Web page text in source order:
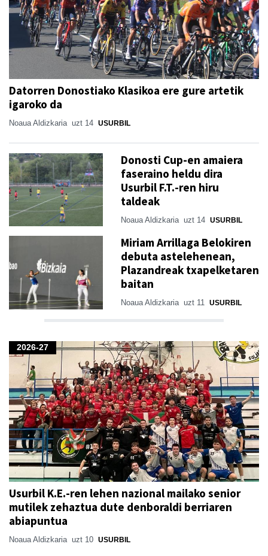
Datorren Donostiako Klasikoa ere gure artetik
igaroko da
Noaua Aldizkaria uzt 14 USURBIL
Donosti Cup-en amaiera
faseraino heldu dira
Usurbil F.T.-ren hiru
taldeak
Noaua Aldizkaria uzt 14 USURBIL
Miriam Arrillaga Belokiren
debuta astelehenean,
Plazandreak txapelketaren
baitan
Noaua Aldizkaria uzt 11 USURBIL
2026-27
Usurbil K.E.-ren lehen nazional mailako senior
mutilek zehaztua dute denboraldi berriaren
abiapuntua
Noaua Aldizkaria uzt 10 USURBIL